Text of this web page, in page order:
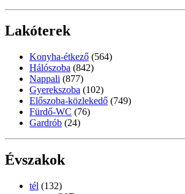
Lakóterek
Konyha-étkező (564)
Hálószoba (842)
Nappali (877)
Gyerekszoba (102)
Előszoba-közlekedő (749)
Fürdő-WC (76)
Gardrób (24)
Évszakok
tél (132)